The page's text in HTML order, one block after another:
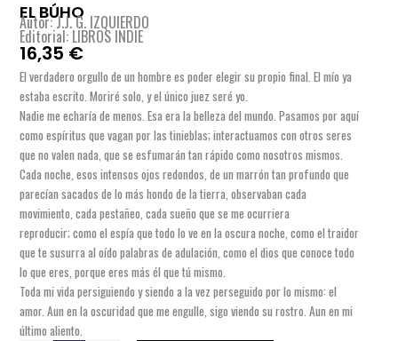
EL BÚHO
Autor: J.J. G. IZQUIERDO
Editorial: LIBROS INDIE
16,35 €
El verdadero orgullo de un hombre es poder elegir su propio final. El mío ya
estaba escrito. Moriré solo, y el único juez seré yo.
Nadie me echaría de menos. Esa era la belleza del mundo. Pasamos por aquí
como espíritus que vagan por las tinieblas; interactuamos con otros seres
que no valen nada, que se esfumarán tan rápido como nosotros mismos.
Cada noche, esos intensos ojos redondos, de un marrón tan profundo que
parecían sacados de lo más hondo de la tierra, observaban cada
movimiento, cada pestañeo, cada sueño que se me ocurriera
reproducir; como el espía que todo lo ve en la oscura noche, como el traidor
que te susurra al oído palabras de adulación, como el dios que conoce todo
lo que eres, porque eres más él que tú mismo.
Toda mi vida persiguiendo y siendo a la vez perseguido por lo mismo: el
amor. Aun en la oscuridad que me engulle, sigo viendo su rostro. Aun en mi
último aliento.